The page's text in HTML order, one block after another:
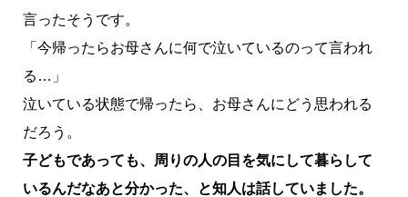
言ったそうです。
「今帰ったらお母さんに何で泣いているのって言われ
る…」
泣いている状態で帰ったら、お母さんにどう思われる
だろう。
子どもであっても、周りの人の目を気にして暮らして
いるんだなあと分かった、と知人は話していました。